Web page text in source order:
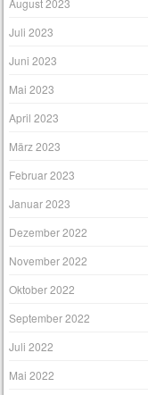
August 2023
Juli 2023
Juni 2023
Mai 2023
April 2023
März 2023
Februar 2023
Januar 2023
Dezember 2022
November 2022
Oktober 2022
September 2022
Juli 2022
Mai 2022